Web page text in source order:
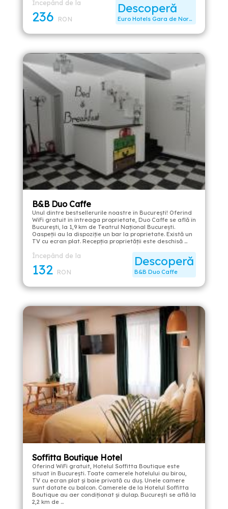
Descoperă
Euro Hotels Gara de Nord (Polizu)
Începând de la
236 RON
B&B Duo Caffe
Unul dintre bestsellerurile noastre în București! Oferind
WiFi gratuit în întreaga proprietate, Duo Caffe se află în
București, la 1,9 km de Teatrul Național București.
Oaspeții au la dispoziție un bar la proprietate. Există un
TV cu ecran plat. Recepția proprietății este deschisă …
Descoperă
B&B Duo Caffe
Începând de la
132 RON
Soffitta Boutique Hotel
Oferind WiFi gratuit, Hotelul Soffitta Boutique este
situat în București. Toate camerele hotelului au birou,
TV cu ecran plat și baie privată cu duș. Unele camere
sunt dotate cu balcon. Camerele de la Hotelul Soffitta
Boutique au aer condiționat și dulap. București se află la
2,2 km de …